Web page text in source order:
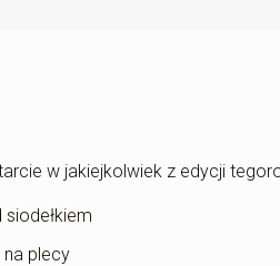
w jakiejkolwiek z edycji
plecy